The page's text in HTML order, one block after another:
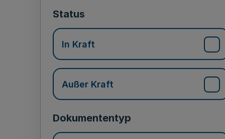
Status
In Kraft
Außer Kraft
Dokumententyp